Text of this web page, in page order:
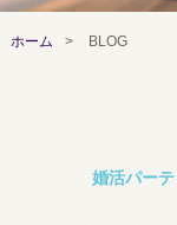
ホーム > BLOG
婚活パー